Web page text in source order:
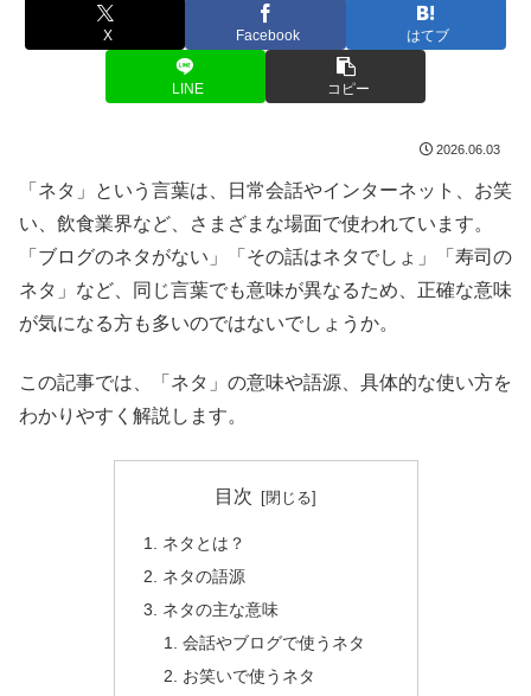
X Facebook はてブ
LINE コピー
2026.06.03
「ネタ」という言葉は、日常会話やインターネット、お笑
い、飲食業界など、さまざまな場面で使われています。
「ブログのネタがない」「その話はネタでしょ」「寿司の
ネタ」など、同じ言葉でも意味が異なるため、正確な意味
が気になる方も多いのではないでしょうか。
この記事では、「ネタ」の意味や語源、具体的な使い方を
わかりやすく解説します。
目次
ネタとは？
ネタの語源
ネタの主な意味
会話やブログで使うネタ
お笑いで使うネタ